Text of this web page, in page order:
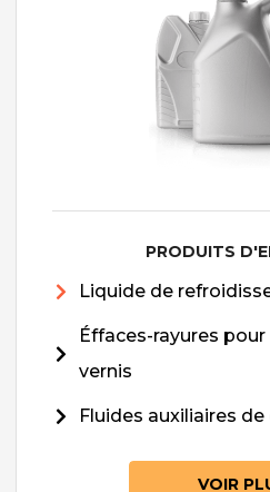
PRODUITS
Liquide de
Éffaces-rayures
vernis
Fluides auxiliaires
VOIR